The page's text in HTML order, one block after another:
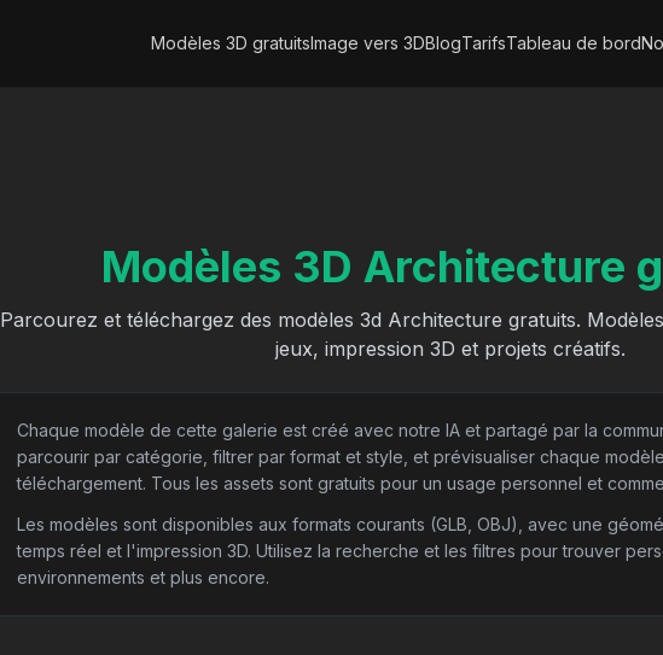
Modèles 3D gratuitsImage vers 3DBlogTarifsTableau de bord
Modèles 3D Architecture
Parcourez et téléchargez des modèles 3d Architecture gratuits.
jeux, impression 3D et projets créatifs.
Chaque modèle de cette galerie est créé avec notre IA et partagé par la
parcourir par catégorie, filtrer par format et style, et prévisualiser chaque
téléchargement. Tous les assets sont gratuits pour un usage personnel et
Les modèles sont disponibles aux formats courants (GLB, OBJ), avec une
temps réel et l'impression 3D. Utilisez la recherche et les filtres pour trouver
environnements et plus encore.